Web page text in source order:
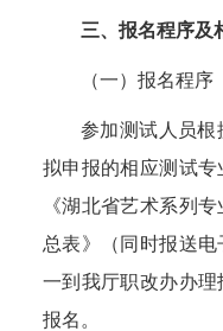
三、报名程序及
（一）报名程序
参加测试人员根
拟申报的相应测试
《湖北省艺术系列
总表》（同时报送
一到我厅职改办办理
报名。